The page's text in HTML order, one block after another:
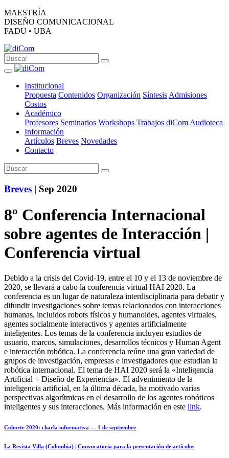
MAESTRÍA
DISEÑO COMUNICACIONAL
FADU • UBA
Institucional
Propuesta Contenidos Organización Síntesis Admisiones
Costos
Académico
Profesores Seminarios Workshops Trabajos diCom Audioteca
Información
Artículos Breves Novedades
Contacto
Breves | Sep 2020
8º Conferencia Internacional
sobre agentes de Interacción |
Conferencia virtual
Debido a la crisis del Covid-19, entre el 10 y el 13 de noviembre de
2020, se llevará a cabo la conferencia virtual HAI 2020. La
conferencia es un lugar de naturaleza interdisciplinaria para debatir y
difundir investigaciones sobre temas relacionados con interacciones
humanas, incluidos robots físicos y humanoides, agentes virtuales,
agentes socialmente interactivos y agentes artificialmente
inteligentes. Los temas de la conferencia incluyen estudios de
usuario, marcos, simulaciones, desarrollos técnicos y Human Agent
e interacción robótica. La conferencia reúne una gran variedad de
grupos de investigación, empresas e investigadores que estudian la
robótica internacional. El tema de HAI 2020 será la «Inteligencia
Artificial + Diseño de Experiencia». El advenimiento de la
inteligencia artificial, en la última década, ha motivado varias
perspectivas algorítmicas en el desarrollo de los agentes robóticos
inteligentes y sus interacciones. Más información en este link.
Cohorte 2020: charla informativa — 1 de septiembre
La Revista Villa (Colombia) | Convocatoria para la presentación de artículos